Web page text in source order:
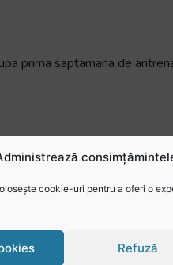
cookie-uri pentru a oferi o
Refuză
prima saptamana de